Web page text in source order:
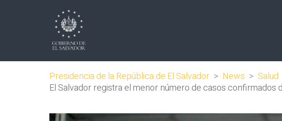
Presidencia de la República de El Salvador > News > Salud
El Salvador registra el menor número de casos confirmados